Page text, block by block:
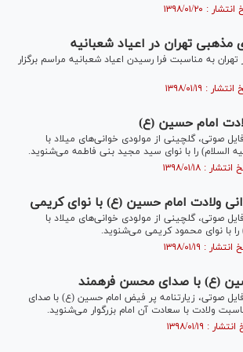
تهران در اعیاد شعبانیه
به مناسبت فرا رسیدن اعیاد شعبانیه مراسم برگزار
امام حسین (ع)
صوتی، گلچینی از مولودی خوانی‌های میلاد با
السلام) را با نوای سید مجید بنی فاطمه می‌شنوید.
ولادت امام حسین (ع) با نوای کریمی
صوتی، گلچینی از مولودی خوانی‌های میلاد با
با نوای محمود کریمی می‌شنوید.
(ع) با صدای محسن‌ فرهمند
فایل صوتی، زیارتنامه پر فیض امام حسین (ع) با صدای
ولادت با سعادت آن امام بزرگوار می‌شنوید.